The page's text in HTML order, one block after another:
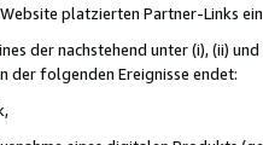
platzierten Partner-Links
der nachstehend unter (i), (ii)
der folgenden Ereignisse endet: